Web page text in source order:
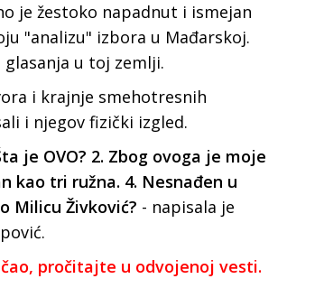
je žestoko napadnut i ismejan
"analizu" izbora u Mađarskoj.
u toj zemlji.
i krajnje smehotresnih
i njegov fizički izgled.
je OVO? 2. Zbog ovoga je moje
kao tri ružna. 4. Nesnađen u
Milicu Živković? - napisala je
pročitajte u odvojenoj vesti.